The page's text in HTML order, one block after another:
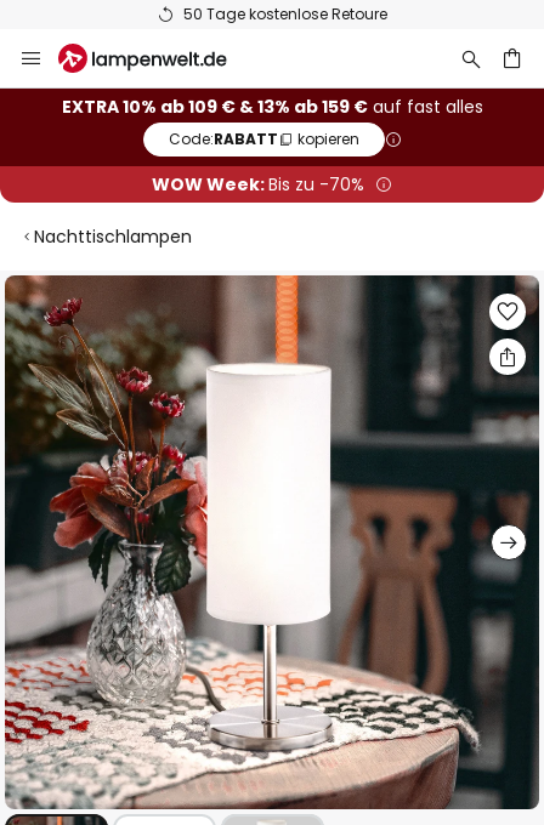
50 Tage kostenlose Retoure
Inhalt
springen
EXTRA 10% ab 109 € & 13% ab 159 €auf fast alles
Code:RABATT kopieren
WOW Week:Bis zu -70%
Nachttischlampen
Zum
Ende
der
Bildgalerie
springen